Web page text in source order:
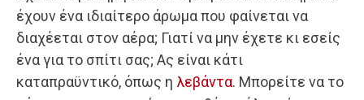
έχουν ένα ιδιαίτερο άρωμα που φαίνεται να
διαχέεται στον αέρα; Γιατί να μην έχετε κι εσείς
ένα για το σπίτι σας; Ας είναι κάτι
καταπραϋντικό, όπως η λεβάντα. Μπορείτε να το